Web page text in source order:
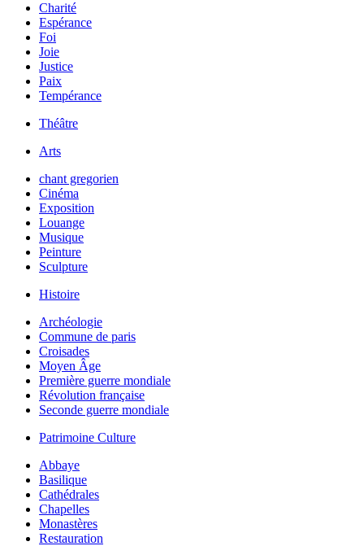
Charité
Espérance
Foi
Joie
Justice
Paix
Tempérance
Théâtre
Arts
chant gregorien
Cinéma
Exposition
Louange
Musique
Peinture
Sculpture
Histoire
Archéologie
Commune de paris
Croisades
Moyen Âge
Première guerre mondiale
Révolution française
Seconde guerre mondiale
Patrimoine Culture
Abbaye
Basilique
Cathédrales
Chapelles
Monastères
Restauration